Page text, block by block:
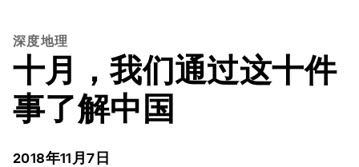
深度地理
十月，我们通过这十件
事了解中国
2018年11月7日